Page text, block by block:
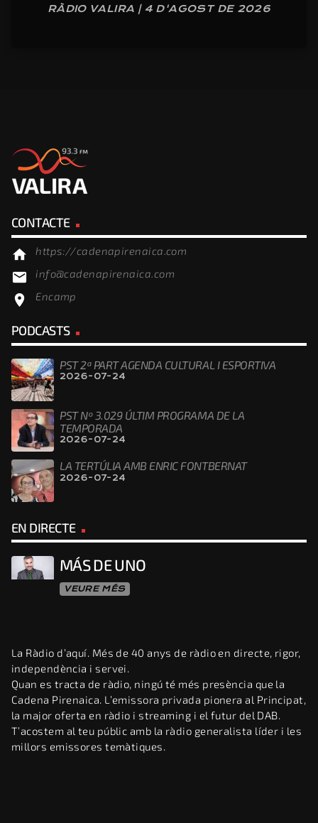
RÀDIO VALIRA | 4 D'AGOST DE 2026
CONTACTE
home https://cadenapirenaica.com
email info@cadenapirenaica.com
location_on Encamp
PODCASTS
PST 2ª PART AGENDA CULTURAL I ESPORTIVA
2026-07-24
PST Nº 3.029 ÚLTIM PROGRAMA DE LA
TEMPORADA
2026-07-24
LA TERTÚLIA AMB ENRIC FONTBERNAT
2026-07-24
EN DIRECTE
MÁS DE UNO
VEURE MÉS
La Ràdio d’aquí. Més de 40 anys de ràdio en directe, rigor,
independència i servei.
Quan es tracta de ràdio, ningú té més presència que la
Cadena Pirenaica. L’emissora privada pionera al Principat,
la major oferta en ràdio i streaming i el futur del DAB.
T’acostem al teu públic amb la ràdio generalista líder i les
millors emissores temàtiques.